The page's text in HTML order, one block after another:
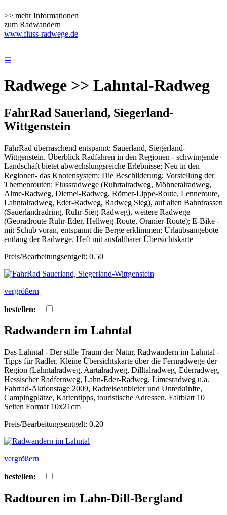
>> mehr Informationen
zum Radwandern
www.fluss-radwege.de
☰
Radwege >> Lahntal-Radweg
FahrRad Sauerland, Siegerland-
Wittgenstein
FahrRad überraschend entspannt: Sauerland, Siegerland-
Wittgenstein. Überblick Radfahren in den Regionen - schwingende
Landschaft bietet abwechslungsreiche Erlebnisse; Neu in den
Regionen- das Knotensystem; Die Beschilderung; Vorstellung der
Themenrouten: Flussradwege (Ruhrtalradweg, Möhnetalradweg,
Alme-Radweg, Diemel-Radweg, Römer-Lippe-Route, Lenneroute,
Lahntalradweg, Eder-Radweg, Radweg Sieg), auf alten Bahntrassen
(Sauerlandradring, Ruhr-Sieg-Radweg), weitere Radwege
(Georadroute Ruhr-Eder, Hellweg-Route, Oranier-Route); E-Bike -
mit Schub voran, entspannt die Berge erklimmen; Urlaubsangebote
entlang der Radwege. Heft mit ausfaltbarer Übersichtskarte
Preis/Bearbeitungsentgelt: 0.50
vergrößern
bestellen:
Radwandern im Lahntal
Das Lahntal - Der stille Traum der Natur, Radwandern im Lahntal -
Tipps für Radler. Kleine Übersichtskarte über die Fernradwege der
Region (Lahntalradweg, Aartalradweg, Dilltalradweg, Ederradweg,
Hessischer Radfernweg, Lahn-Eder-Radweg, Limesradweg u.a.
Fahrrad-Aktionstage 2009, Radreiseanbieter und Unterkünfte,
Campingplätze, Kartentipps, touristische Adressen. Faltblatt 10
Seiten Format 10x21cm
Preis/Bearbeitungsentgelt: 0.20
vergrößern
bestellen:
Radtouren im Lahn-Dill-Bergland